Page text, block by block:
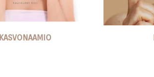
KASVONAAMIO